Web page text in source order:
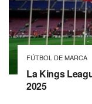
FÚTBOL DE MARCA
La Kings
2025